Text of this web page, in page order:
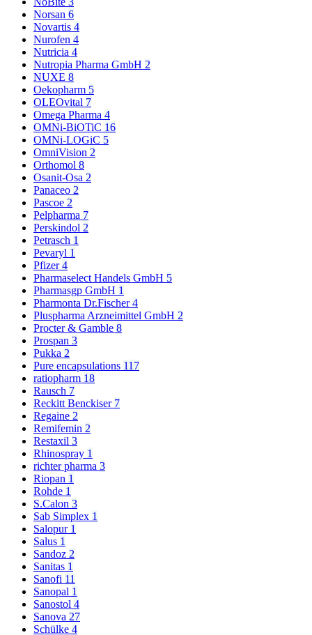
Norsan 6
Novartis 4
Nurofen 4
Nutricia 4
Nutropia Pharma GmbH 2
NUXE 8
Oekopharm 5
OLEOvital 7
Omega Pharma 4
OMNi-BiOTiC 16
OMNi-LOGiC 5
OmniVision 2
Orthomol 8
Osanit-Osa 2
Panaceo 2
Pascoe 2
Pelpharma 7
Perskindol 2
Petrasch 1
Pevaryl 1
Pfizer4
Pharmaselect Handels GmbH 5
Pharmasgp GmbH 1
Pharmonta Dr.Fischer4
Pluspharma Arzneimittel GmbH 2
Procter & Gamble 8
Prospan 3
Pukka 2
Pure encapsulations 117
ratiopharm 18
Rausch 7
Reckitt Benckiser 7
Regaine 2
Remifemin 2
Restaxil 3
Rhinospray 1
richter pharma 3
Riopan 1
Rohde 1
S.Calon 3
Sab Simplex 1
Salopur 1
Salus 1
Sandoz 2
Sanitas 1
Sanofi 11
Sanopal 1
Sanostol 4
Sanova 27
Schülke 4